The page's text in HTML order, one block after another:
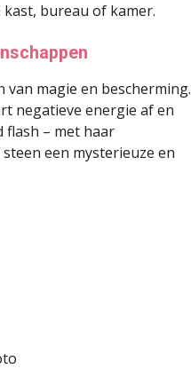
bureau of kamer.
magie en bescherming.
negatieve energie af en
flash – met haar
een mysterieuze en